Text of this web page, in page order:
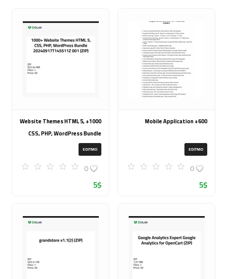
600+ Mobile Application
EDITMO
0
5$
1000+ Website Themes HTML 5,
CSS, PHP, WordPress Bundle
20240917T145511Z 001 (ZIP)
EDITMO
0
5$